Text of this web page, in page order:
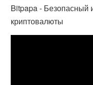
Bitpapa - Безопасный
криптовалюты